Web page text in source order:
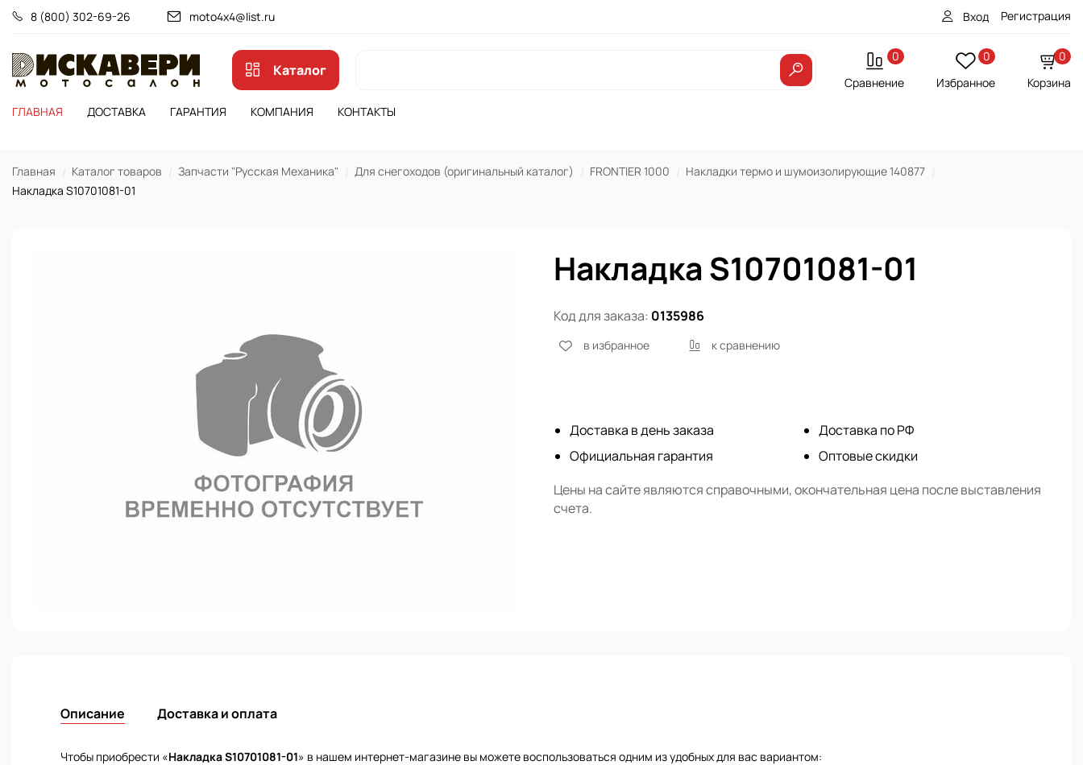
8 (800) 302-69-26 moto4x4@list.ru Вход Регистрация
Каталог
0
Сравнение
0
Избранное
0
Корзина
ГЛАВНАЯ
ДОСТАВКА ГАРАНТИЯ КОМПАНИЯ КОНТАКТЫ
Главная Каталог товаров Запчасти "Русская Механика" Для снегоходов (оригинальный каталог) FRONTIER 1000
Накладки термо и шумоизолирующие 140877
Накладка S10701081-01
Накладка S10701081-01
Код для заказа: 0135986
в избранное к сравнению
Доставка в день заказа
Официальная гарантия
Доставка по РФ
Оптовые скидки
Цены на сайте являются справочными, окончательная цена после выставления
счета.
Описание Доставка и оплата
Чтобы приобрести «Накладка S10701081-01» в нашем интернет-магазине вы можете воспользоваться одним из удобных для вас вариантом: